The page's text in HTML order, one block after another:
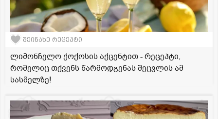
შეინახე რეცეპტი
ლიმონჩელო ქოქოსის აქცენტით - რეცეპტი,
რომელიც თქვენს წარმოდგენას შეცვლის ამ
სასმელზე!